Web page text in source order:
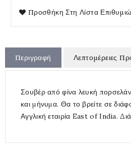
Προσθήκη Στη Λίστα
Περιγραφή Λεπτομέρειες
Σουβέρ από φίνα λευκή
και μήνυμα. Θα το βρείτε σε
Αγγλική εταιρία East of India.